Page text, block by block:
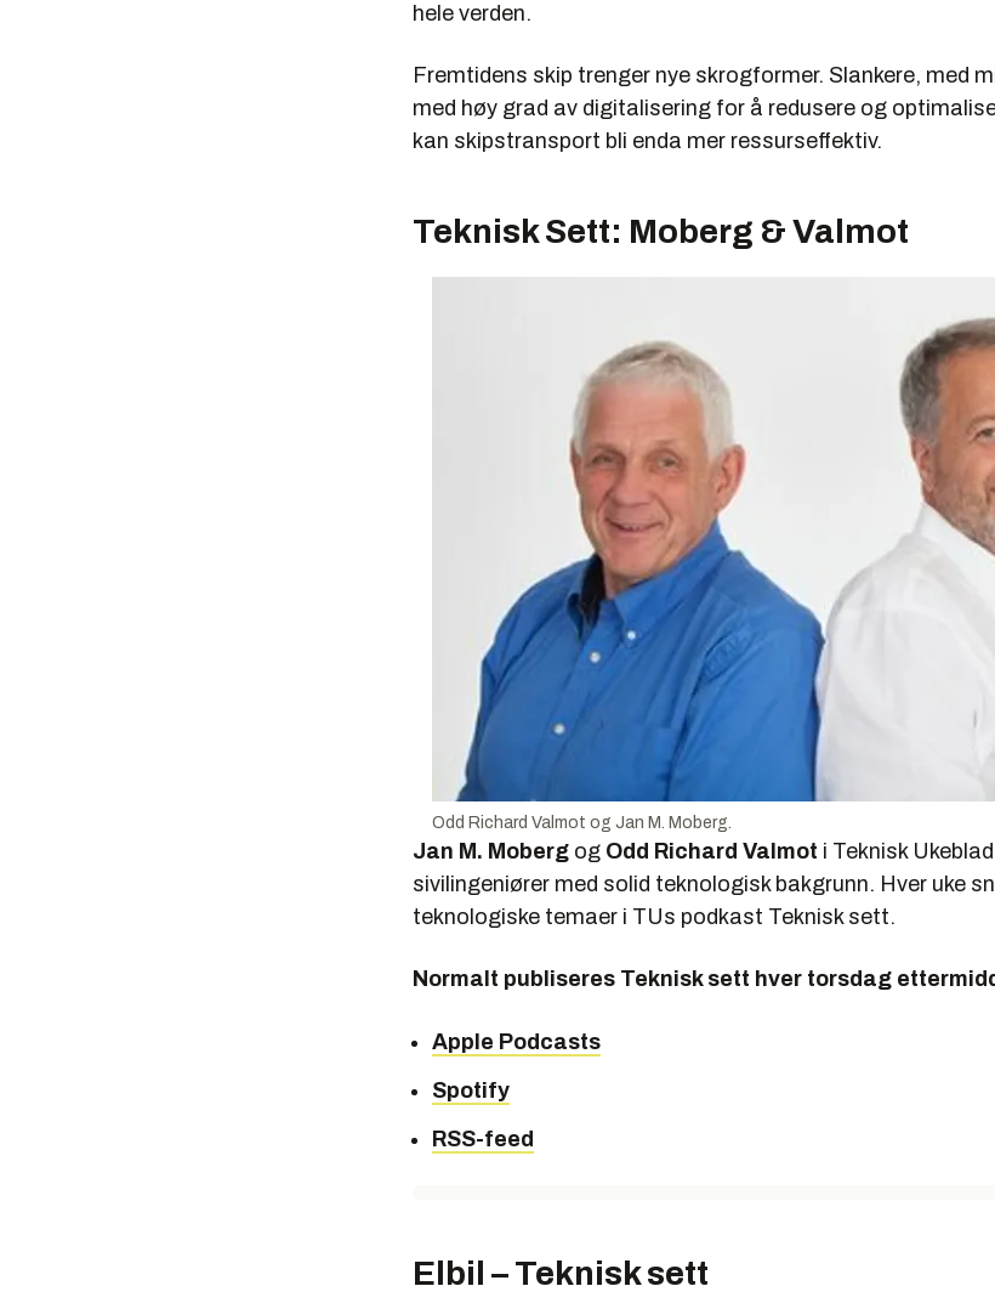
hele verden.
Fremtidens skip trenger nye skrogformer. Slankere, med
med høy grad av digitalisering for å redusere og
kan skipstransport bli enda mer ressurseffektiv.
Teknisk Sett: Moberg & Valmot
Odd Richard Valmot og Jan M. Moberg.
Jan M. Moberg og Odd Richard Valmot i Teknisk
sivilingeniører med solid teknologisk bakgrunn. Hver uke
teknologiske temaer i TUs podkast Teknisk sett.
Normalt publiseres Teknisk sett hver torsdag
Apple Podcasts
Spotify
RSS-feed
Elbil – Teknisk sett